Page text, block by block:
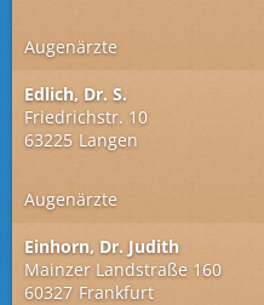
Augenärzte
Edlich, Dr. S.
Friedrichstr. 10
63225 Langen
Augenärzte
Einhorn, Dr. Judith
Mainzer Landstraße 160
60327 Frankfurt